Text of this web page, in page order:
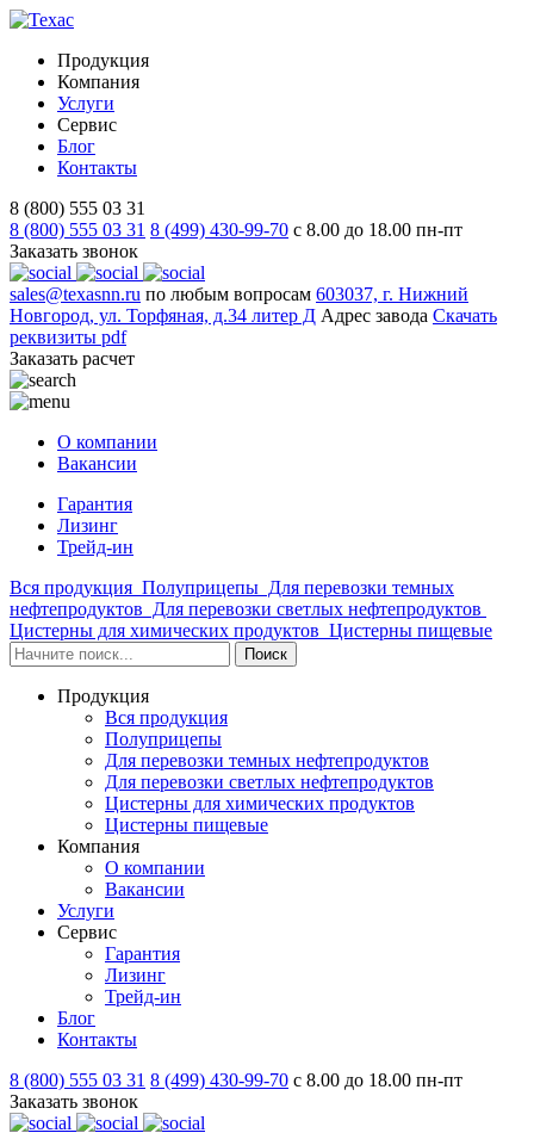
Продукция
Компания
Услуги
Сервис
Блог
Контакты
8 (800) 555 03 31
8 (800) 555 03 31 8 (499) 430-99-70 с 8.00 до 18.00 пн-пт
Заказать звонок
sales@texasnn.ru по любым вопросам 603037, г. Нижний
Новгород, ул. Торфяная, д.34 литер Д Адрес завода Скачать
реквизиты pdf
Заказать расчет
О компании
Вакансии
Гарантия
Лизинг
Трейд-ин
Вся продукция Полуприцепы Для перевозки темных
нефтепродуктов Для перевозки светлых нефтепродуктов
Цистерны для химических продуктов Цистерны пищевые
Продукция
Вся продукция
Полуприцепы
Для перевозки темных нефтепродуктов
Для перевозки светлых нефтепродуктов
Цистерны для химических продуктов
Цистерны пищевые
Компания
О компании
Вакансии
Услуги
Сервис
Гарантия
Лизинг
Трейд-ин
Блог
Контакты
8 (800) 555 03 31 8 (499) 430-99-70 с 8.00 до 18.00 пн-пт
Заказать звонок